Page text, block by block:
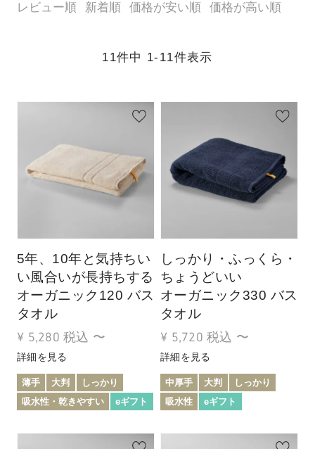
レビュー順 新着順 価格が安い順 価格が高い順
11件中 1- 11件表示
5年、10年と気持ちい
い風合いが長持ちする
オーガニック120 バス
タオル
¥ 5,280 税込 〜
詳細を見る
薄手 大判
しっかり
吸水性・乾きやすい
eギフト
しっかり・ふっくら・
ちょうどいい
オーガニック330 バス
タオル
¥ 5,720 税込 〜
詳細を見る
中厚手 大判
しっかり
吸水性
eギフト